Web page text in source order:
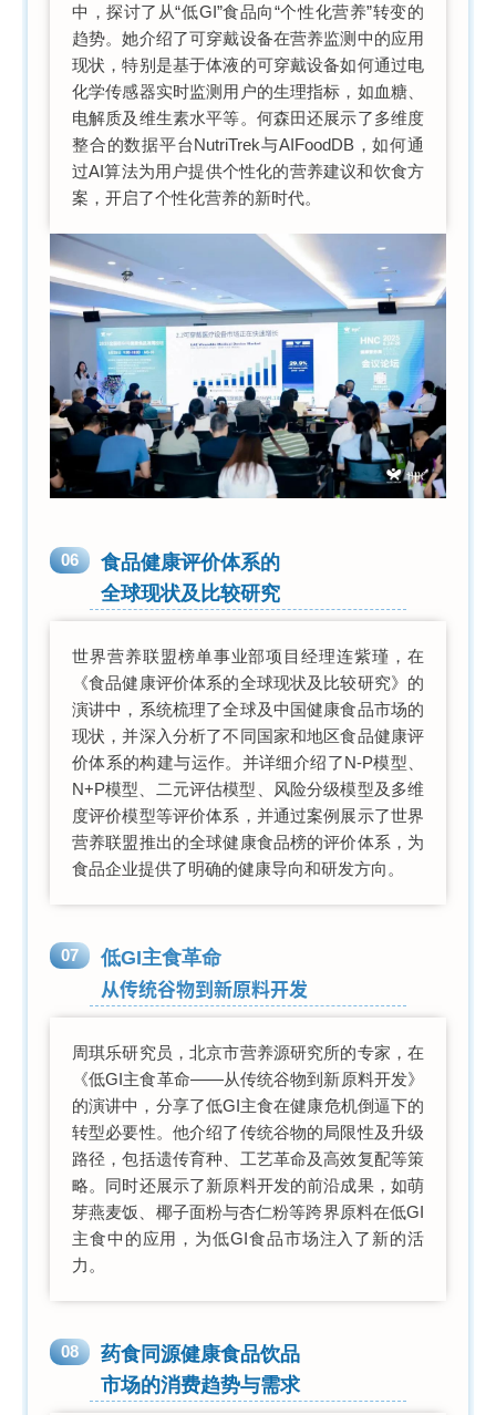
中，探讨了从“低GI”食品向“个性化营养”转变的
趋势。她介绍了可穿戴设备在营养监测中的应用
现状，特别是基于体液的可穿戴设备如何通过电
化学传感器实时监测用户的生理指标，如血糖、
电解质及维生素水平等。何森田还展示了多维度
整合的数据平台NutriTrek与AIFoodDB，如何通
过AI算法为用户提供个性化的营养建议和饮食方
案，开启了个性化营养的新时代。
06
食品健康评价体系的
全球现状及比较研究
世界营养联盟榜单事业部项目经理连紫瑾，在
《食品健康评价体系的全球现状及比较研究》的
演讲中，系统梳理了全球及中国健康食品市场的
现状，并深入分析了不同国家和地区食品健康评
价体系的构建与运作。并详细介绍了N-P模型、
N+P模型、二元评估模型、风险分级模型及多维
度评价模型等评价体系，并通过案例展示了世界
营养联盟推出的全球健康食品榜的评价体系，为
食品企业提供了明确的健康导向和研发方向。
07 低GI主食革命
从传统谷物到新原料开发
周琪乐研究员，北京市营养源研究所的专家，在
《低GI主食革命——从传统谷物到新原料开发》
的演讲中，分享了低GI主食在健康危机倒逼下的
转型必要性。他介绍了传统谷物的局限性及升级
路径，包括遗传育种、工艺革命及高效复配等策
略。同时还展示了新原料开发的前沿成果，如萌
芽燕麦饭、椰子面粉与杏仁粉等跨界原料在低GI
主食中的应用，为低GI食品市场注入了新的活
力。
08
药食同源健康食品饮品
市场的消费趋势与需求